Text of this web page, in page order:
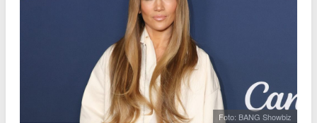
Foto: BANG Showbiz